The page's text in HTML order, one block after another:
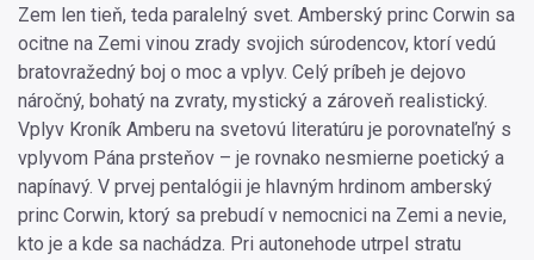
Zem len tieň, teda paralelný svet. Amberský princ Corwin sa
ocitne na Zemi vinou zrady svojich súrodencov, ktorí vedú
bratovražedný boj o moc a vplyv. Celý príbeh je dejovo
náročný, bohatý na zvraty, mystický a zároveň realistický.
Vplyv Kroník Amberu na svetovú literatúru je porovnateľný s
vplyvom Pána prsteňov – je rovnako nesmierne poetický a
napínavý. V prvej pentalógii je hlavným hrdinom amberský
princ Corwin, ktorý sa prebudí v nemocnici na Zemi a nevie,
kto je a kde sa nachádza. Pri autonehode utrpel stratu